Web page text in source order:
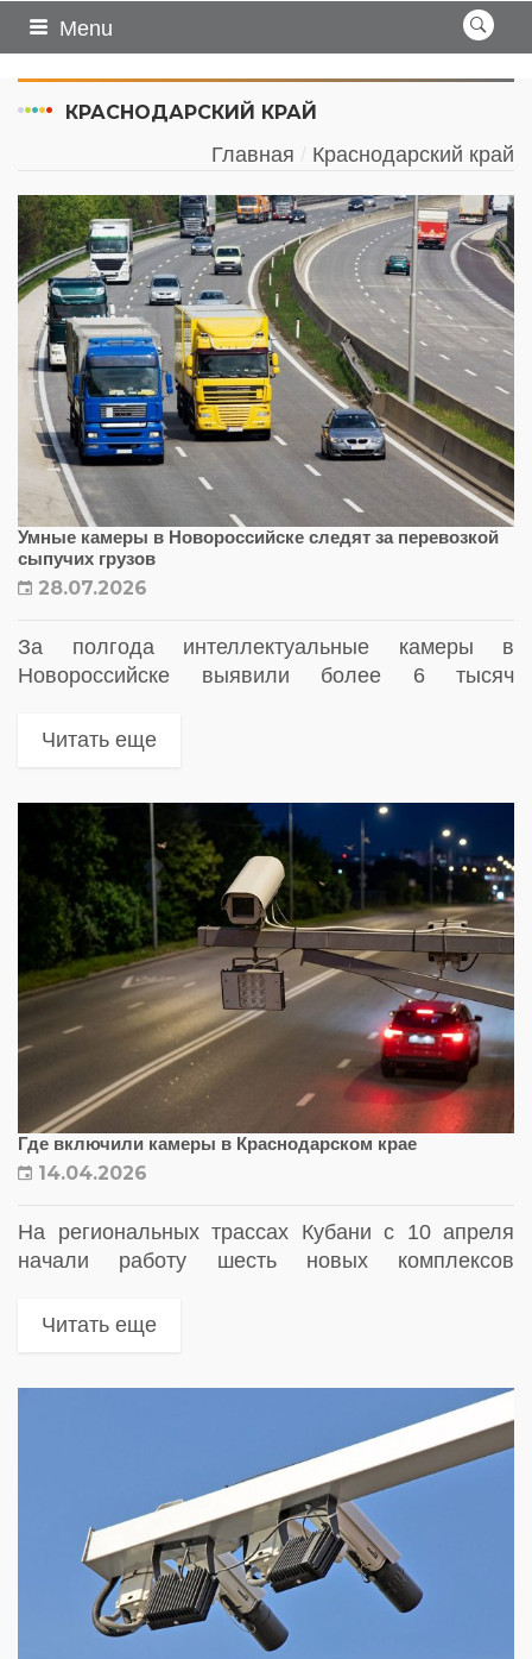
Menu
КРАСНОДАРСКИЙ КРАЙ
Главная Краснодарский край
Умные камеры в Новороссийске следят за перевозкой
сыпучих грузов
28.07.2026
За полгода интеллектуальные камеры в
Новороссийске выявили более 6 тысяч
сыпучих грузов и обращением с отходами.
Читать еще
Где включили камеры в Краснодарском крае
14.04.2026
На региональных трассах Кубани с 10 апреля
начали работу шесть новых комплексов
дорожного движения
Читать еще